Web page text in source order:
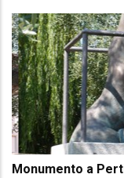
Monumento a